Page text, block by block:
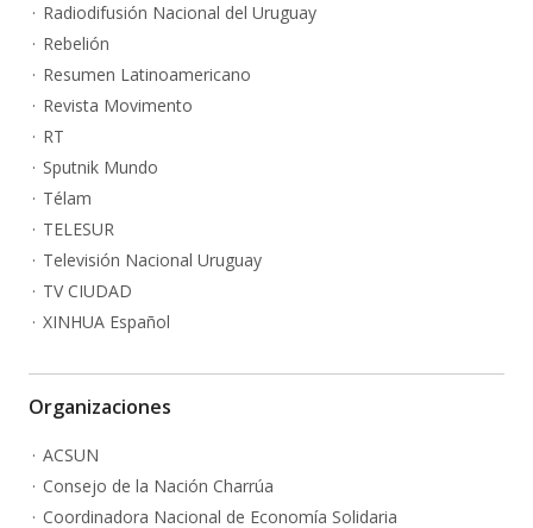
Radiodifusión Nacional del Uruguay
Rebelión
Resumen Latinoamericano
Revista Movimento
RT
Sputnik Mundo
Télam
TELESUR
Televisión Nacional Uruguay
TV CIUDAD
XINHUA Español
Organizaciones
ACSUN
Consejo de la Nación Charrúa
Coordinadora Nacional de Economía Solidaria